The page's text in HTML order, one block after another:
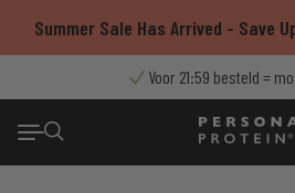
Summer Sale Has Arrived - Save
9.4/10 uit 7500+ reviews
Gratis verzending
Thuisbezorgd met
Voor 21:59 besteld =